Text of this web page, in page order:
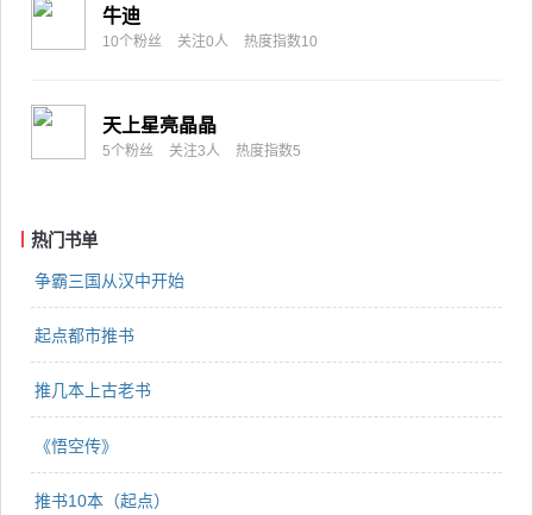
牛迪
10个粉丝 关注0人 热度指数10
天上星亮晶晶
5个粉丝 关注3人 热度指数5
热门书单
争霸三国从汉中开始
起点都市推书
推几本上古老书
《悟空传》
推书10本（起点）